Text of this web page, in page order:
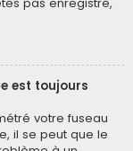
est toujours
votre fuseau
il se peut que le